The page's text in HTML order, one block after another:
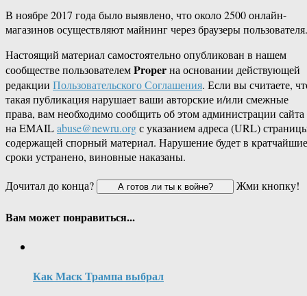
В ноябре 2017 года было выявлено, что около 2500 онлайн-
магазинов осуществляют майнинг через браузеры пользователя.
Настоящий материал самостоятельно опубликован в нашем
сообществе пользователемProperна основании действующей
редакции Пользовательского Соглашения. Если вы считаете,
такая публикация нарушает ваши авторские и/или смежные
права, вам необходимо сообщить об этом администрации сайта
на EMAILabuse@newru.orgс указанием адреса (URL)
содержащей спорный материал. Нарушение будет в кратчайшие
сроки устранено, виновные наказаны.
Дочитал до конца?
Жми кнопку!
Вам может понравиться...
Как Маск Трампа выбрал